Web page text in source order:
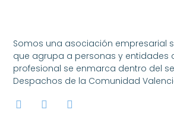
Somos una asociación empresarial
que agrupa a personas y entidades
profesional se enmarca dentro del
Despachos de la Comunidad